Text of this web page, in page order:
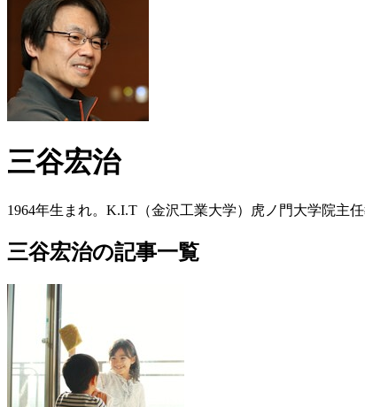
三谷宏治
1964年生まれ。K.I.T（金沢工業大学）虎ノ門大学院主
三谷宏治の記事一覧